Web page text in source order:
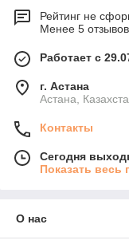
Рейтинг не
Менее 5
Работает с
г. Астана
Астана,
Контакты
Сегодня
Показать весь
О нас